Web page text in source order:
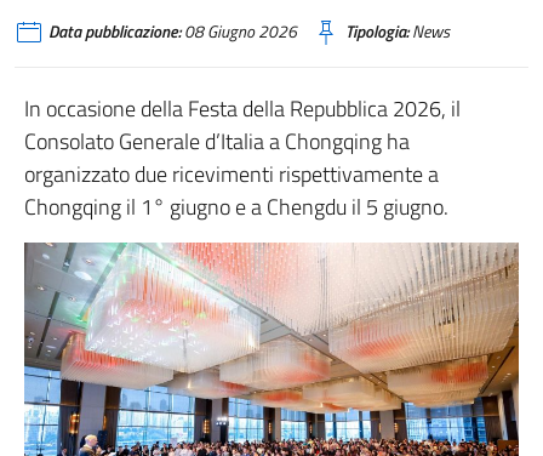
Data pubblicazione:08 Giugno 2026 Tipologia:News
In occasione della Festa della Repubblica 2026, il
Consolato Generale d’Italia a Chongqing ha
organizzato due ricevimenti rispettivamente a
Chongqing il 1° giugno e a Chengdu il 5 giugno.